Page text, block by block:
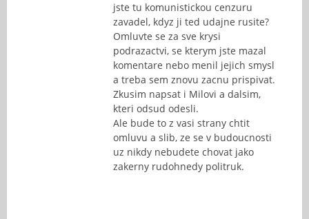
jste tu komunistickou cenzuru
zavadel, kdyz ji ted udajne rusite?
Omluvte se za sve krysi
podrazactvi, se kterym jste mazal
komentare nebo menil jejich smysl
a treba sem znovu zacnu prispivat.
Zkusim napsat i Milovi a dalsim,
kteri odsud odesli.
Ale bude to z vasi strany chtit
omluvu a slib, ze se v budoucnosti
uz nikdy nebudete chovat jako
zakerny rudohnedy politruk.